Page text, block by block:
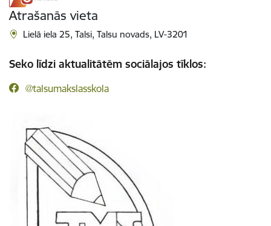
Atrašanās vieta
Lielā iela 25, Talsi, Talsu novads, LV-3201
Seko līdzi aktualitātēm sociālajos tīklos:
@talsumakslasskola